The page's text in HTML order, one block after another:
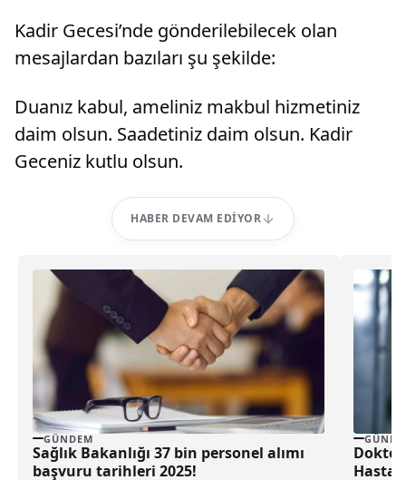
Kadir Gecesi’nde gönderilebilecek olan
mesajlardan bazıları şu şekilde:
Duanız kabul, ameliniz makbul hizmetiniz
daim olsun. Saadetiniz daim olsun. Kadir
Geceniz kutlu olsun.
HABER DEVAM EDIYOR
GÜNDEM
Sağlık Bakanlığı 37 bin personel alımı
başvuru tarihleri 2025!